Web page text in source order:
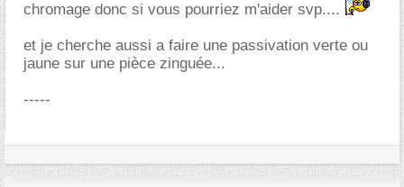
chromage donc si vous pourriez m'aider svp....
et je cherche aussi a faire une passivation verte ou
jaune sur une pièce zinguée...
-----